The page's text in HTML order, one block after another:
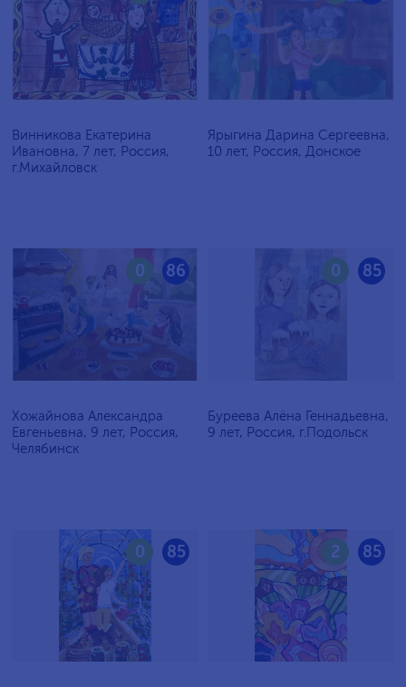
Винникова Екатерина
Ивановна, 7 лет, Россия,
г.Михайловск
Ярыгина Дарина Сергеевна,
10 лет, Россия, Донское
86
0
Хожайнова Александра
Евгеньевна, 9 лет, Россия,
Челябинск
85
0
Буреева Алёна Геннадьевна,
9 лет, Россия, г.Подольск
85
0 85
2